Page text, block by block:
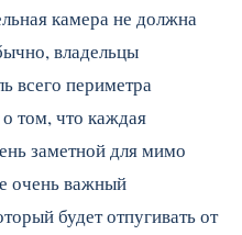
камера не должна
владельцы
всего периметра
том, что каждая
заметной для мимо
очень важный
будет отпугивать от